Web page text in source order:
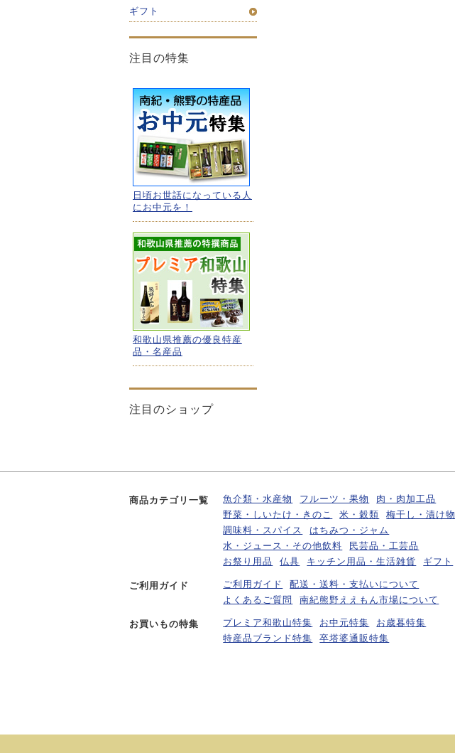
ギフト
注目の特集
日頃お世話になっている人
にお中元を！
和歌山県推薦の優良特産
品・名産品
注目のショップ
商品カテゴリ一覧 魚介類・水産物 フルーツ・果物
肉・肉加工品
野菜・しいたけ・きのこ
米・穀類
梅干し・漬け物
調味料・スパイス
はちみつ・ジャム
水・ジュース・その他飲料
民芸品・工芸品
お祭り用品
仏具 キッチン用品・生活雑貨 ギフト
ご利用ガイド ご利用ガイド
配送・送料・支払いについて
よくあるご質問
南紀熊野ええもん市場について
お買いもの特集 プレミア和歌山特集 お中元特集
お歳暮特集
特産品ブランド特集
卒塔婆通販特集